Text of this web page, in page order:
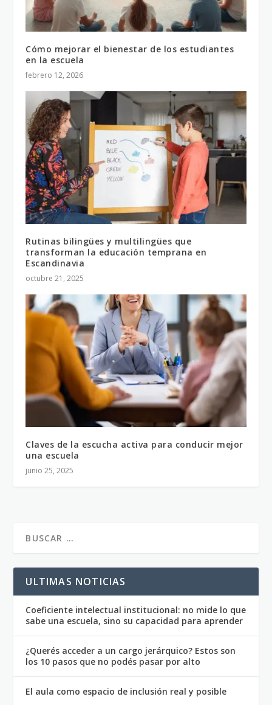
Cómo mejorar el bienestar de los estudiantes
en la escuela
febrero 12, 2026
Rutinas bilingües y multilingües que
transforman la educación temprana en
Escandinavia
octubre 21, 2025
Claves de la escucha activa para conducir mejor
una escuela
junio 25, 2025
ULTIMAS NOTICIAS
Coeficiente intelectual institucional: no mide lo que
sabe una escuela, sino su capacidad para aprender
¿Querés acceder a un cargo jerárquico? Estos son
los 10 pasos que no podés pasar por alto
El aula como espacio de inclusión real y posible